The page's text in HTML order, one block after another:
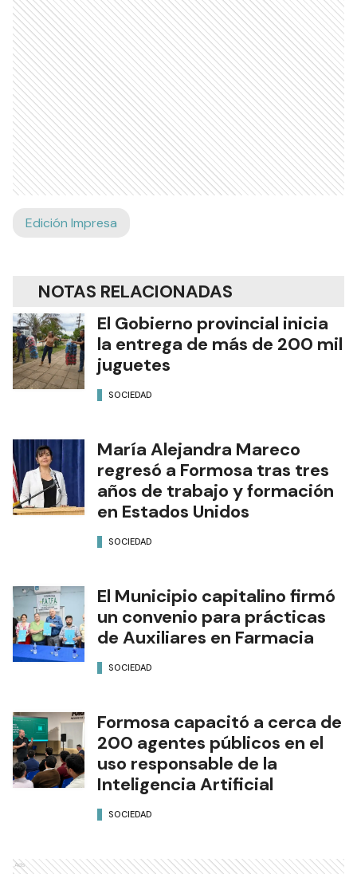
Edición Impresa
NOTAS RELACIONADAS
El Gobierno provincial inicia
la entrega de más de 200 mil
juguetes
SOCIEDAD
María Alejandra Mareco
regresó a Formosa tras tres
años de trabajo y formación
en Estados Unidos
SOCIEDAD
El Municipio capitalino firmó
un convenio para prácticas
de Auxiliares en Farmacia
SOCIEDAD
Formosa capacitó a cerca de
200 agentes públicos en el
uso responsable de la
Inteligencia Artificial
SOCIEDAD
Ads